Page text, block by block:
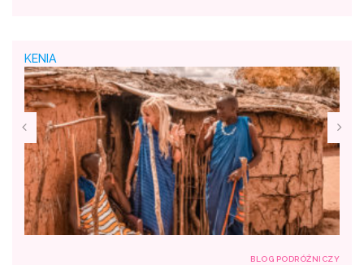
KENIA
BLOG PODRÓŻNICZY